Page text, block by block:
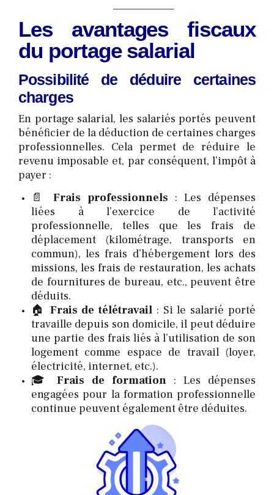
Les avantages fiscaux
du portage salarial
Possibilité de déduire certaines
charges
En portage salarial, les salariés portés peuvent
bénéficier de la déduction de certaines charges
professionnelles. Cela permet de réduire le
revenu imposable et, par conséquent, l’impôt à
payer :
📄 Frais professionnels : Les dépenses
liées à l’exercice de l’activité
professionnelle, telles que les frais de
déplacement (kilométrage, transports en
commun), les frais d’hébergement lors des
missions, les frais de restauration, les achats
de fournitures de bureau, etc., peuvent être
déduits.
🏠 Frais de télétravail : Si le salarié porté
travaille depuis son domicile, il peut déduire
une partie des frais liés à l’utilisation de son
logement comme espace de travail (loyer,
électricité, internet, etc.).
🎓 Frais de formation : Les dépenses
engagées pour la formation professionnelle
continue peuvent également être déduites.